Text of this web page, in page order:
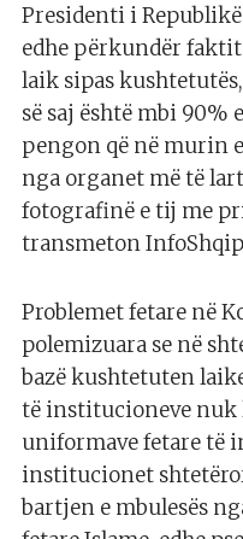
Presidenti i
edhe përkundër faktit
laik sipas
së saj është mbi 90%
pengon që në murin
nga organet më të
fotografinë e tij me
transmeton
Problemet fetare në
polemizuara se në
bazë kushtetuten
të institucioneve nuk
uniformave fetare të
institucionet
bartjen e mbulesës